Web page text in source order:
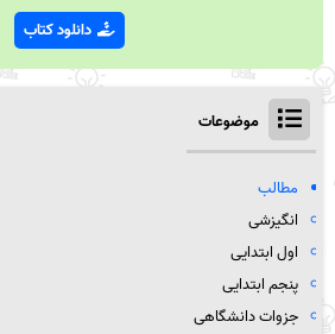
دانلود کتاب
موضوعات
مطالب
انگیزشی
اول ابتدایی
پنجم ابتدایی
جزوات دانشگاهی